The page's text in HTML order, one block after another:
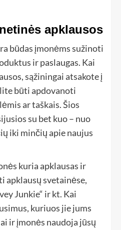
apklausos
būdas įmonėms sužinoti
ir paslaugas. Kai
sąžiningai atsakote į
būti apdovanoti
ar taškais. Šios
su bet kuo – nuo
iki minčių apie naujus
kuria apklausas ir
apklausų svetainėse,
Junkie“ ir kt. Kai
kuriuos jie jums
ir įmonės naudoja jūsų